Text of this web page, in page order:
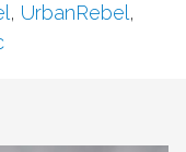
, UrbanRebel,